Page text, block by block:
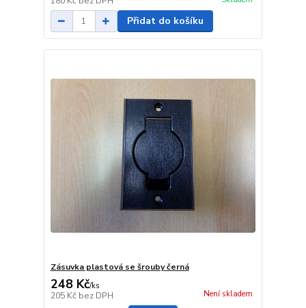
Přidat do košíku
Zásuvka plastová se šrouby černá
248 Kč/ks
205 Kč bez DPH Není skladem